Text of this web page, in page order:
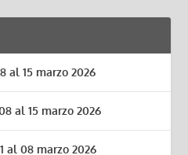
al 15 marzo 2026
al 15 marzo 2026
al 08 marzo 2026